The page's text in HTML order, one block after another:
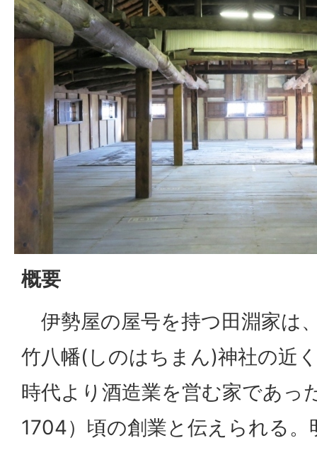
概要
伊勢屋の屋号を持つ田淵家は
竹八幡(しのはちまん)神社の近
時代より酒造業を営む家であっ
1704）頃の創業と伝えられる